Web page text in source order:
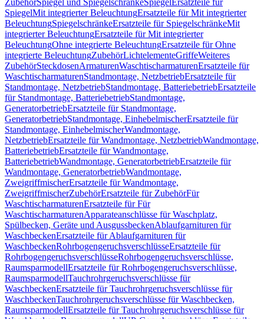
ZubehörSpiegel und SpiegelschränkeSpiegel Ersatzteile für
SpiegelMit integrierter BeleuchtungErsatzteile für Mit integrierter
BeleuchtungSpiegelschränkeErsatzteile für SpiegelschränkeMit
integrierter BeleuchtungErsatzteile für Mit integrierter
BeleuchtungOhne integrierte BeleuchtungErsatzteile für Ohne
integrierte BeleuchtungZubehörLichtelementeGriffeWeiteres
ZubehörSteckdosenArmaturenWaschtischarmaturenErsatzteile für
WaschtischarmaturenStandmontage, NetzbetriebErsatzteile für
Standmontage, NetzbetriebStandmontage, BatteriebetriebErsatzteile
für Standmontage, BatteriebetriebStandmontage,
GeneratorbetriebErsatzteile für Standmontage,
GeneratorbetriebStandmontage, EinhebelmischerErsatzteile für
Standmontage, EinhebelmischerWandmontage,
NetzbetriebErsatzteile für Wandmontage, NetzbetriebWandmontage,
BatteriebetriebErsatzteile für Wandmontage,
BatteriebetriebWandmontage, GeneratorbetriebErsatzteile für
Wandmontage, GeneratorbetriebWandmontage,
ZweigriffmischerErsatzteile für Wandmontage,
ZweigriffmischerZubehörErsatzteile für ZubehörFür
WaschtischarmaturenErsatzteile für Für
WaschtischarmaturenApparateanschlüsse für Waschplatz,
Spülbecken, Geräte und AusgussbeckenAblaufgarnituren für
WaschbeckenErsatzteile für Ablaufgarnituren für
WaschbeckenRohrbogengeruchsverschlüsseErsatzteile für
RohrbogengeruchsverschlüsseRohrbogengeruchsverschlüsse,
RaumsparmodellErsatzteile für Rohrbogengeruchsverschlüsse,
RaumsparmodellTauchrohrgeruchsverschlüsse für
WaschbeckenErsatzteile für Tauchrohrgeruchsverschlüsse für
WaschbeckenTauchrohrgeruchsverschlüsse für Waschbecken,
RaumsparmodellErsatzteile für Tauchrohrgeruchsverschlüsse für